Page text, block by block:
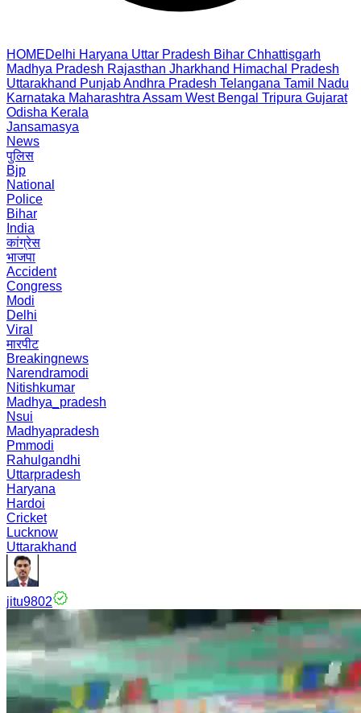
HOMEDelhi Haryana Uttar Pradesh Bihar Chhattisgarh
Madhya Pradesh Rajasthan Jharkhand Himachal Pradesh
Uttarakhand PunjabAndhra Pradesh Telangana Tamil Nadu
Karnataka Maharashtra Assam West Bengal Tripura Gujarat
Odisha Kerala
Jansamasya
News
पुलिस
Bjp
National
Police
Bihar
India
कांग्रेस
भाजपा
Accident
Congress
Modi
Delhi
Viral
मारपीट
Breakingnews
Narendramodi
Nitishkumar
Madhya_pradesh
Nsui
Madhyapradesh
Pmmodi
Rahulgandhi
Uttarpradesh
Haryana
Hardoi
Cricket
Lucknow
Uttarakhand
jitu9802